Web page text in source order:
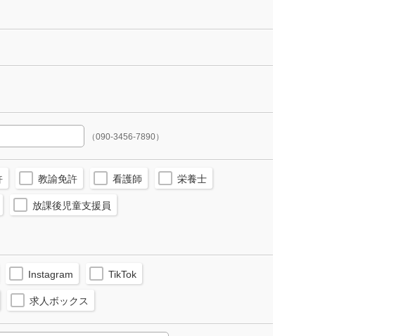
（090-3456-7890）
教諭免許 看護師 栄養士
放課後児童支援員
Instagram TikTok
求人ボックス